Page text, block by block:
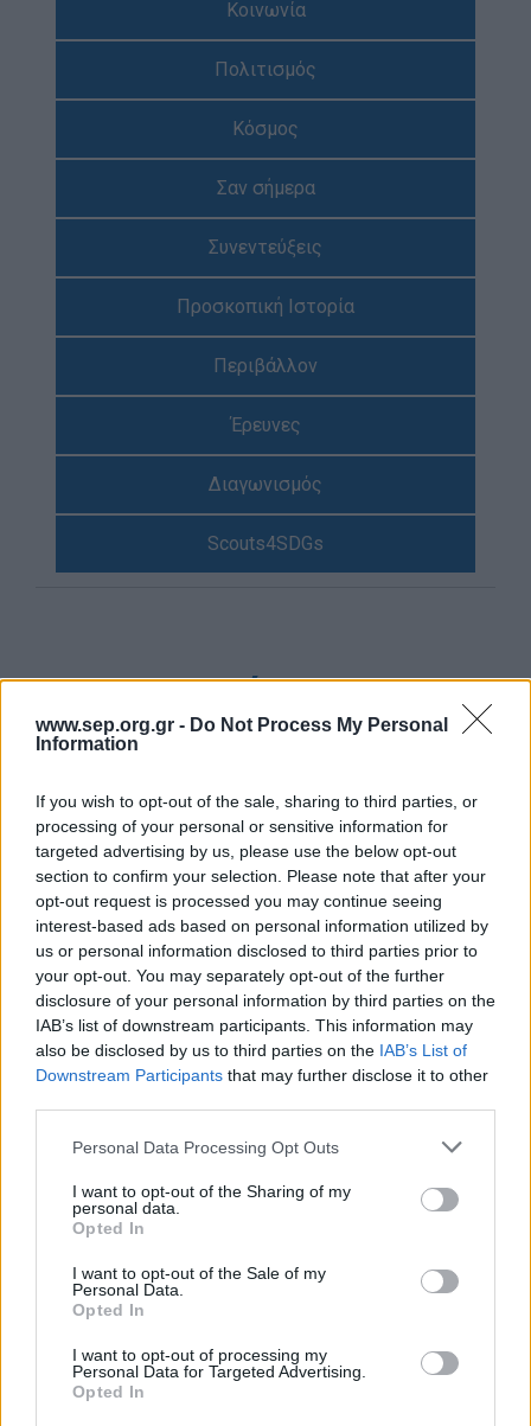
www.sep.org.gr - Do Not Process My Personal
Information
If you wish to opt-out of the sale, sharing to third parties, or
processing of your personal or sensitive information for
targeted advertising by us, please use the below opt-out
section to confirm your selection. Please note that after your
opt-out request is processed you may continue seeing
interest-based ads based on personal information utilized by
us or personal information disclosed to third parties prior to
your opt-out. You may separately opt-out of the further
disclosure of your personal information by third parties on the
IAB’s list of downstream participants. This information may
also be disclosed by us to third parties on the IAB’s List of
Downstream Participants that may further disclose it to other
Please note that this website/app uses one or more Google
not limited to your visit or usage behaviour. You may click to
grant or deny consent to Google and its third-party tags to
use your data for below specified purposes in below Google
consent section.
Personal Data Processing Opt Outs
I want to opt-out of the Sharing of my
personal data.
Opted In
I want to opt-out of the Sale of my
Personal Data.
Opted In
I want to opt-out of processing my
Personal Data for Targeted Advertising.
Opted In
Η Προσκοπική Μέθοδος
Προσκοπικό Πρόγραμμα
Στόχοι Βιώσιμης Ανάπτυξης
Earth Tribe
Ομάδα Διάσωσης Άγριας Ζωής
Νέα
Media Center
Δελτία Τύπου
Φωτογραφικό Υλικό
Λογότυπα
Κοινωνία
Πολιτισμός
Κόσμος
Σαν σήμερα
Συνεντεύξεις
Προσκοπική Ιστορία
Περιβάλλον
Έρευνες
Διαγωνισμός
Scouts4SDGs
Μετονομασία της
Πλατείας Σουλίου σε Άρη
Βύρωνα
Αρθρογραφος:
r p
Ημ/νια Έκδοσης:07/11/2024
Κατηγορίες: Προσκοπική Ζωή, Κοινωνία
Την Κυριακή 3 Νοεμβρίου 2024, ο Δήμος Βύρωνα
τίμησε τα 100 χρόνια αδιάλειπτης παρουσίας
των Προσκόπων στην πόλη, με την μετονομασία
της Πλατείας Σουλίου σε Πλατεία Άρη
Σε μια συγκινητική εκδήλωση, παρουσία
Προσκοπικών τμημάτων, τοπικών φορέων και
πρωτεργάτες του Προσκοπισμού στον Βύρωνα,
Άρης Κωνσταντόγλου.